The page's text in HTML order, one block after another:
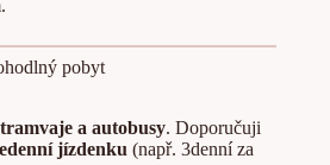
pobyt
a autobusy. Doporučuji
jízdenku (např. 3denní za